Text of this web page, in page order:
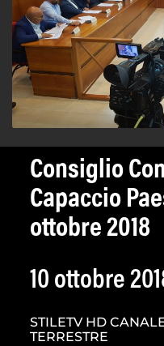
Consiglio
Capaccio
ottobre 2018
10 ottobre
STILETV HD
TERRESTRE